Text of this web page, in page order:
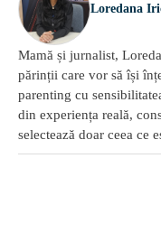
Loredana
Mamă și jurnalist,
părinții care vor să își
parenting cu
din experiența reală,
selectează doar ceea ce